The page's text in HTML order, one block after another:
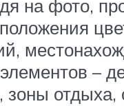
на фото,
–
отдыха,